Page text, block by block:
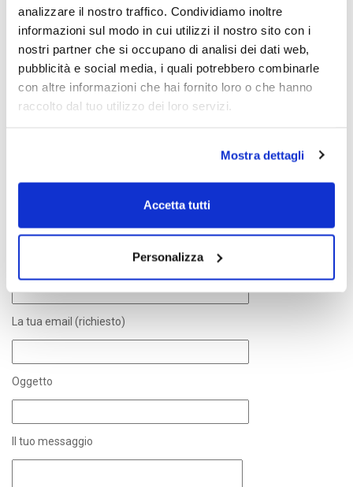
analizzare il nostro traffico. Condividiamo inoltre
informazioni sul modo in cui utilizzi il nostro sito con i
nostri partner che si occupano di analisi dei dati web,
pubblicità e social media, i quali potrebbero combinarle
con altre informazioni che hai fornito loro o che hanno
raccolto dal tuo utilizzo dei loro servizi.
Mostra dettagli
Accetta tutti
Personalizza
vieni direttamente nelloStosa Cucine Milano, dove esperti
arredatori ti aiuteranno a comporre la tua cucina Life.
TAGS: CONDIVIDI:FACEBOOK, TWITTER, GOOGLE+
NEXT
CONTATTACI
La tua email (richiesto)
Oggetto
Il tuo messaggio